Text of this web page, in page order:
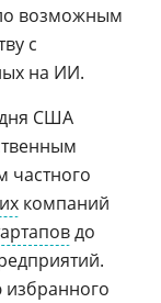
возможным
с
на ИИ.
США
частного
компаний
до